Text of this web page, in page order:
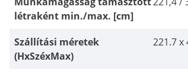
létraként min./max. [cm]
Szállítási méretek
(HxSzéxMax)
221.7 x